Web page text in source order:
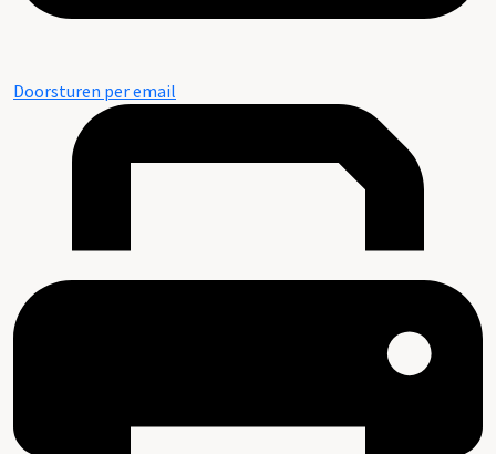
Doorsturen per email